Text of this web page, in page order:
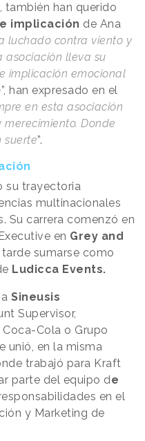
también han querido
implicación de Ana
luchado contra viento y
lleva su
implicación emocional
”, han expresado en el
en esta asociación
Donde
suerte”.
su trayectoria
multinacionales
Su carrera comenzó en
en Grey and
sumarse como
Ludicca Events.
Sineusis
Supervisor,
Cola o Grupo
unió, en la misma
trabajó para Kraft
parte del equipo de
en el
y Marketing de